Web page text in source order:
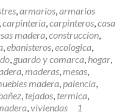
e
r
m
á
s
U
n
a
c
,armarios,armarios
,carpinteria,carpinteros,casa
madera,construccion,
,ebanisteros,ecologica,
, guardo y comarca, hogar,
,maderas,mesas,
madera,palencia,
, tejados, termica,
,viviendas
1